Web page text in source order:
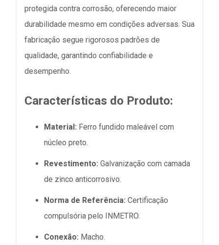
protegida contra corrosão, oferecendo maior
durabilidade mesmo em condições adversas. Sua
fabricação segue rigorosos padrões de
qualidade, garantindo confiabilidade e
desempenho.
Características do Produto:
Material: Ferro fundido maleável com
núcleo preto.
Revestimento: Galvanização com camada
de zinco anticorrosivo.
Norma de Referência: Certificação
compulsória pelo INMETRO.
Conexão: Macho.